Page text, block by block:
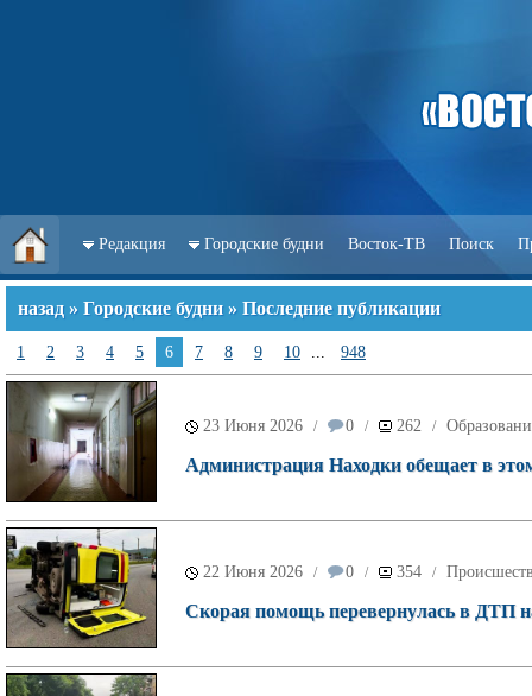
Редакция Городские будни Восток-ТВ Поиск
назад » Городские будни » Последние публикации
1 2 3 4 5 6 7 8 9 10 ... 948
23 Июня 2026 / 0 / 262 /
Администрация Находки обещает в
22 Июня 2026 / 0 / 354 /
Скорая помощь перевернулась в ДТП